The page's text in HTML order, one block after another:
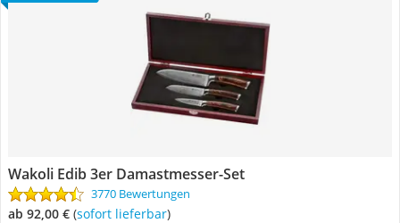
Wakoli Edib 3er Damastmesser-Set
3770 Bewertungen
ab 92,00 € ( Sofort lieferbar)